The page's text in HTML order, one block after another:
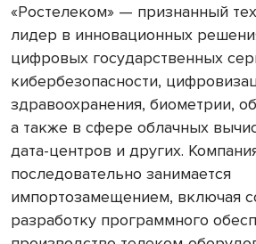
«Ростелеком» — признанный
лидер в инновационных
цифровых государственных
кибербезопасности,
здравоохранения, биометрии,
а также в сфере облачных
дата-центров и других.
последовательно занимается
импортозамещением, включая
разработку программного